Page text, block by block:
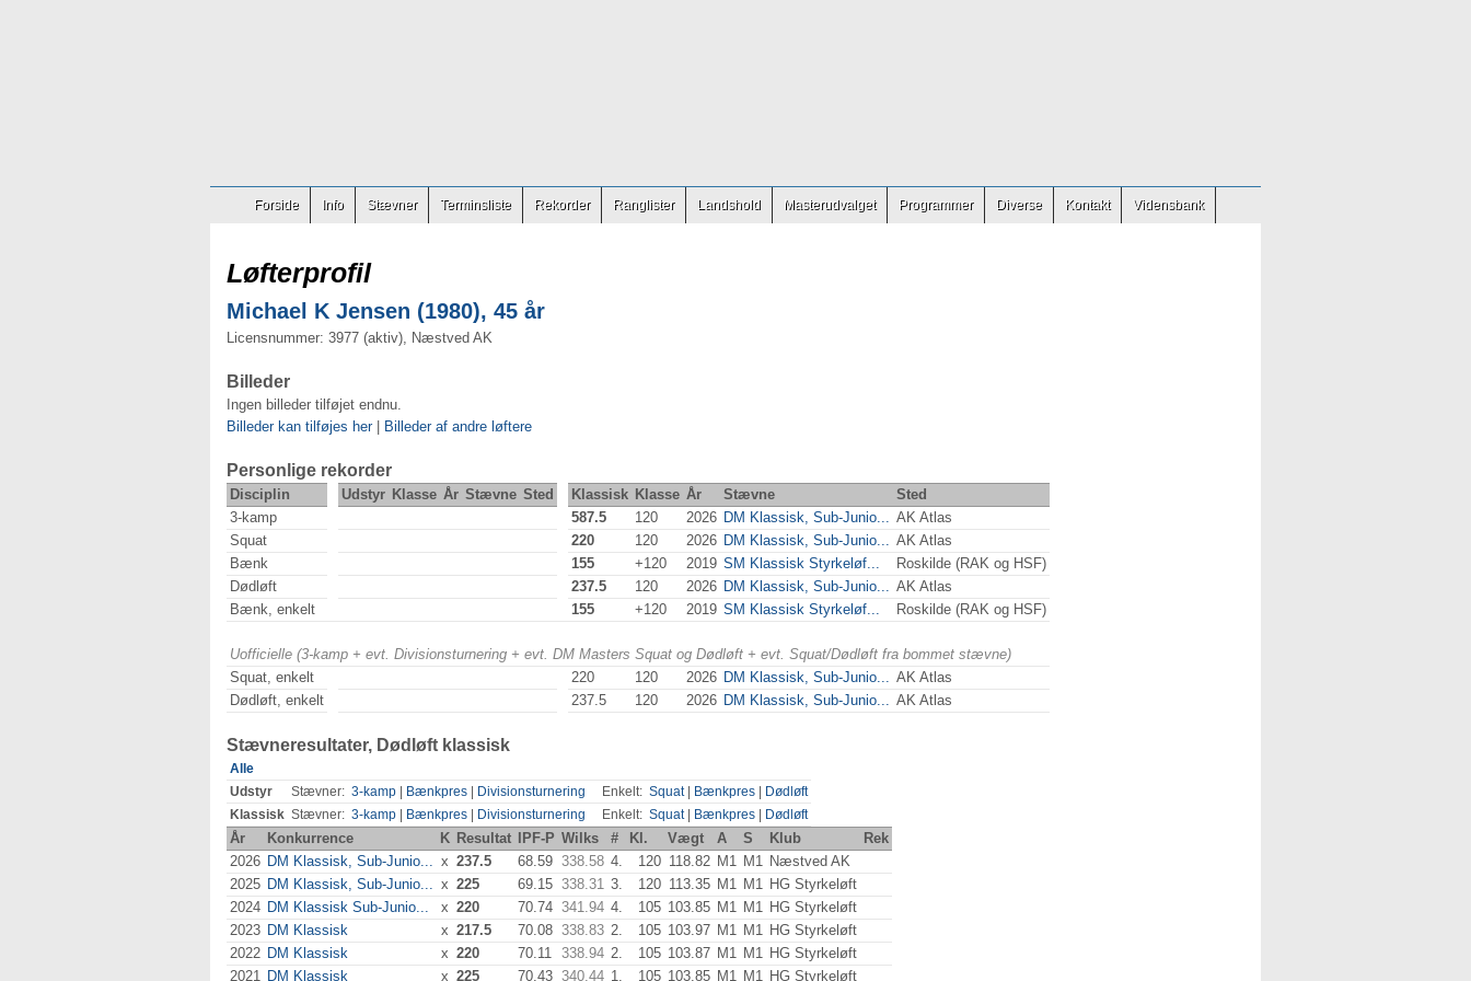
Forside Info Stævner Terminsliste Rekorder Ranglister Landshold Masterudvalget Programmer Diverse Kontakt Vidensbank
Løfterprofil
Michael K Jensen (1980), 45 år
Licensnummer: 3977 (aktiv), Næstved AK
Billeder
Ingen billeder tilføjet endnu.
Billeder kan tilføjes her| Billeder af andre løftere
Personlige rekorder
Disciplin Udstyr Klasse År Stævne Sted Klassisk Klasse År Stævne
Sted
3-kamp
587.5 120 2026 DM Klassisk, Sub-Junio... AK Atlas
Squat
220 120 2026 DM Klassisk, Sub-Junio... AK Atlas
Bænk
155 +120 2019 SM Klassisk Styrkeløf...
Roskilde (RAK og HSF)
Dødløft
237.5 120 2026 DM Klassisk, Sub-Junio... AK Atlas
Bænk, enkelt
155 +120 2019 SM Klassisk Styrkeløf... Roskilde (RAK og HSF)
Uofficielle (3-kamp + evt. Divisionsturnering + evt. DM Masters Squat og Dødløft + evt. Squat/Dødløft fra bommet stævne)
Squat, enkelt
220 120 2026 DM Klassisk, Sub-Junio... AK Atlas
Dødløft, enkelt
237.5 120 2026 DM Klassisk, Sub-Junio... AK Atlas
Stævneresultater, Dødløft klassisk
Alle
Udstyr
Stævner: 3-kamp Bænkpres Divisionsturnering Enkelt: Squat| Bænkpres
Dødløft
Klassisk Stævner: 3-kamp Bænkpres Divisionsturnering Enkelt: Squat| Bænkpres Dødløft
År Konkurrence K Resultat IPF-P Wilks # Kl. Vægt A S Klub
Rek
2026 DM Klassisk, Sub-Junio... x 237.5 68.59 338.58 4. 120 118.82 M1 M1 Næstved AK
2025 DM Klassisk, Sub-Junio... x 225 69.15 338.31 3. 120 113.35 M1 M1 HG Styrkeløft
2024 DM Klassisk Sub-Junio... x 220 70.74 341.94 4. 105 103.85 M1 M1 HG Styrkeløft
2023 DM Klassisk x 217.5 70.08 338.83 2. 105 103.97 M1 M1 HG Styrkeløft
2022 DM Klassisk x 220 70.11 338.94 2. 105 103.87 M1 M1 HG Styrkeløft
2021 DM Klassisk x 225 70.43 340.44 1. 105 103.85 M1 M1 HG Styrkeløft